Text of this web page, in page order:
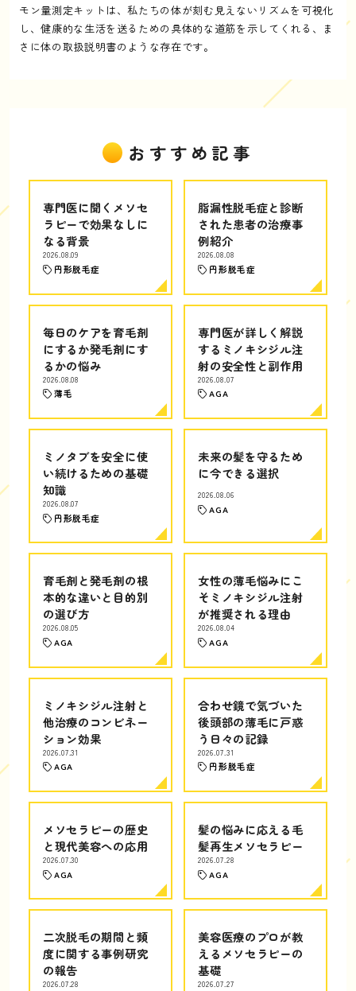
モン量測定キットは、私たちの体が刻む見えないリズムを可視化
し、健康的な生活を送るための具体的な道筋を示してくれる、ま
さに体の取扱説明書のような存在です。
おすすめ記事
専門医に聞くメソセ
ラピーで効果なしに
なる背景
2026.08.09
円形脱毛症
脂漏性脱毛症と診断
された患者の治療事
例紹介
2026.08.08
円形脱毛症
毎日のケアを育毛剤
にするか発毛剤にす
るかの悩み
2026.08.08
薄毛
専門医が詳しく解説
するミノキシジル注
射の安全性と副作用
2026.08.07
AGA
ミノタブを安全に使
い続けるための基礎
知識
2026.08.07
円形脱毛症
未来の髪を守るため
に今できる選択
2026.08.06
AGA
育毛剤と発毛剤の根
本的な違いと目的別
の選び方
2026.08.05
AGA
女性の薄毛悩みにこ
そミノキシジル注射
が推奨される理由
2026.08.04
AGA
ミノキシジル注射と
他治療のコンビネー
ション効果
2026.07.31
AGA
合わせ鏡で気づいた
後頭部の薄毛に戸惑
う日々の記録
2026.07.31
円形脱毛症
メソセラピーの歴史
と現代美容への応用
2026.07.30
AGA
髪の悩みに応える毛
髪再生メソセラピー
2026.07.28
AGA
二次脱毛の期間と頻
度に関する事例研究
の報告
2026.07.28
美容医療のプロが教
えるメソセラピーの
基礎
2026.07.27